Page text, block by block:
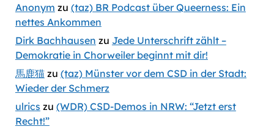
Anonym zu (taz) BR Podcast über Queerness: Ein
nettes Ankommen
Dirk Bachhausen zu Jede Unterschrift zählt –
Demokratie in Chorweiler beginnt mit dir!
馬鹿猫zu (taz) Münster vor dem CSD in der Stadt:
Wieder der Schmerz
ulrics zu (WDR) CSD-Demos in NRW: “Jetzt erst
Recht!”